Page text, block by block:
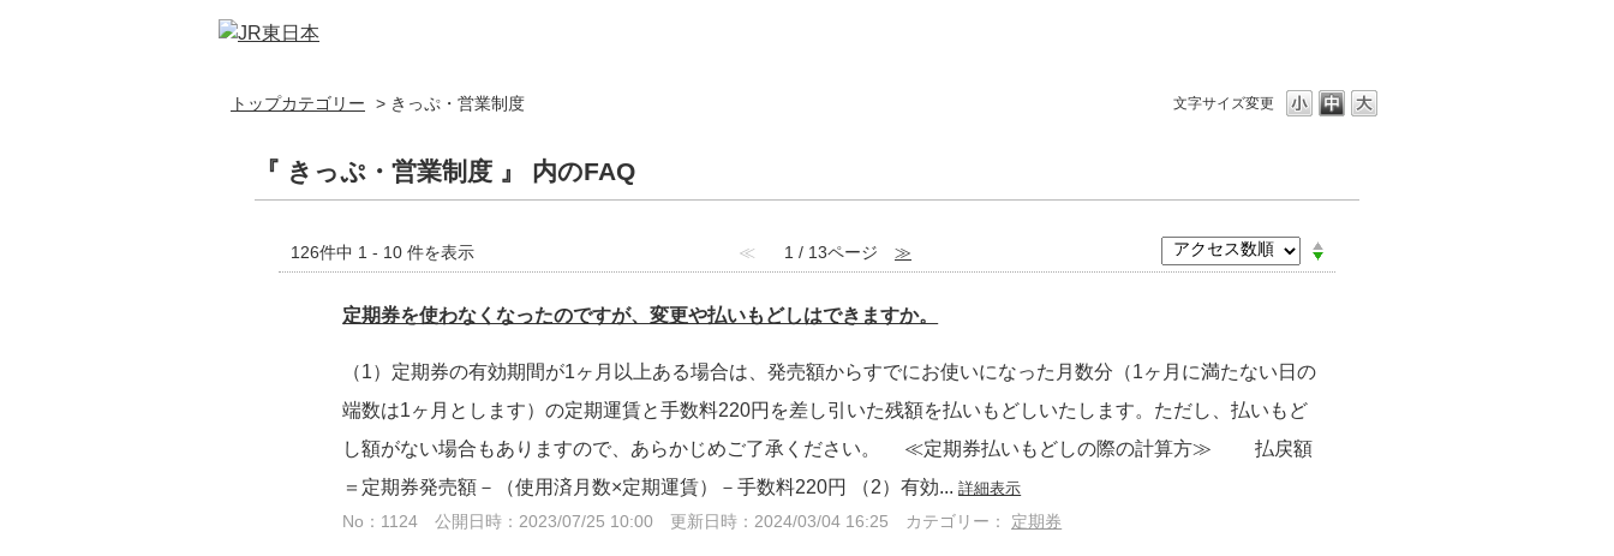
文字サイズ変更
トップカテゴリー > きっぷ・営業制度
『 きっぷ・営業制度 』 内のFAQ
126件中 1 - 10 件を表示 ≪ 1 / 13ページ ≫
定期券を使わなくなったのですが、変更や払いもどしはできますか。
（1）定期券の有効期間が1ヶ月以上ある場合は、発売額からすでにお使いになった月数分（1ヶ月に満たない日の
端数は1ヶ月とします）の定期運賃と手数料220円を差し引いた残額を払いもどしいたします。ただし、払いもど
し額がない場合もありますので、あらかじめご了承ください。 ≪定期券払いもどしの際の計算方≫ 払戻額
＝定期券発売額－（使用済月数×定期運賃）－手数料220円 （2）有効...詳細表示
No：1124 公開日時：2023/07/25 10:00 更新日時：2024/03/04 16:25 カテゴリー： 定期券